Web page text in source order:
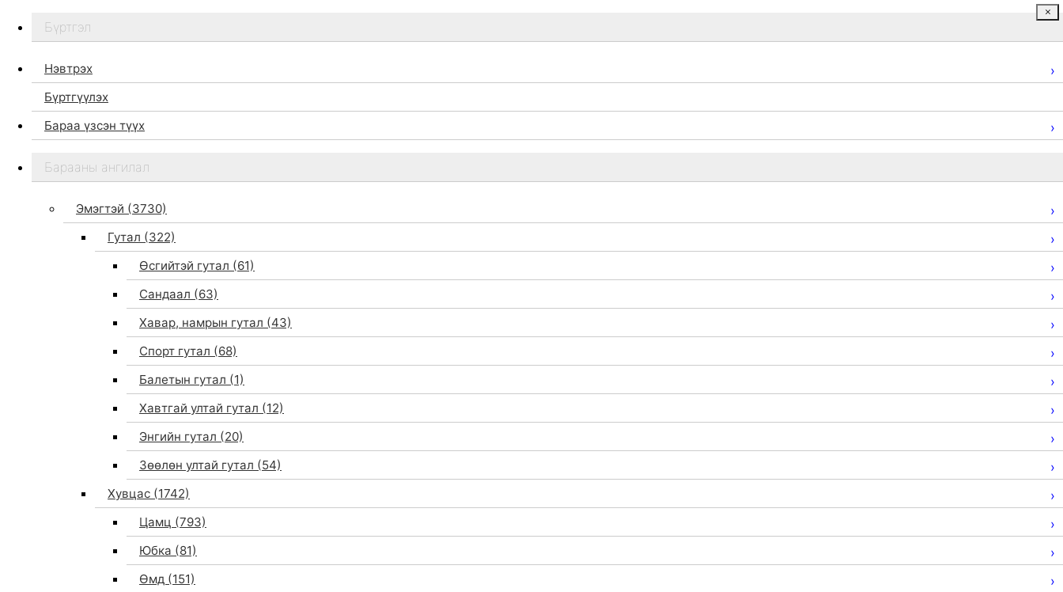
Бидний тухай
Дэлгүүр
Бүртгэл
Нэвтрэх
Бүртгүүлэх
Бараа үзсэн түүх
Барааны ангилал
Эмэгтэй (3730)
Гутал (322)
Өсгийтэй гутал (61)
Сандаал (63)
Хавар, намрын гутал (43)
Спорт гутал (68)
Балетын гутал (1)
Хавтгай ултай гутал (12)
Энгийн гутал (20)
Зөөлөн ултай гутал (54)
Хувцас (1742)
Цамц (793)
Юбка (81)
Өмд (151)